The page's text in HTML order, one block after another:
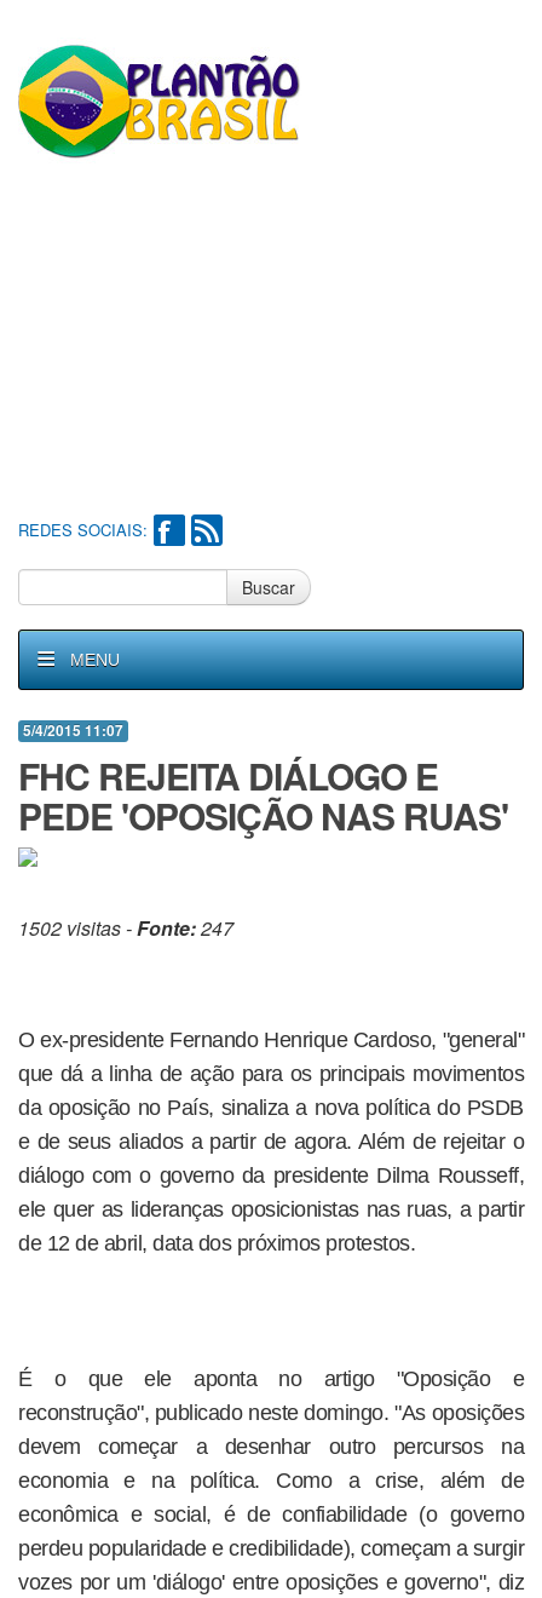
REDES SOCIAIS:
Buscar
MENU
5/4/2015 11:07
FHC REJEITA DIÁLOGO E
PEDE 'OPOSIÇÃO NAS RUAS'
1502 visitas -Fonte:247
O ex-presidente Fernando Henrique Cardoso, "general"
que dá a linha de ação para os principais movimentos
da oposição no País, sinaliza a nova política do PSDB
e de seus aliados a partir de agora. Além de rejeitar o
diálogo com o governo da presidente Dilma Rousseff,
ele quer as lideranças oposicionistas nas ruas, a partir
de 12 de abril, data dos próximos protestos.
É o que ele aponta no artigo "Oposição e
reconstrução", publicado neste domingo. "As oposições
devem começar a desenhar outro percursos na
economia e na política. Como a crise, além de
econômica e social, é de confiabilidade (o governo
perdeu popularidade e credibilidade), começam a surgir
vozes por um 'diálogo' entre oposições e governo", diz